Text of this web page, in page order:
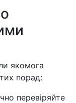
якомога
порад:
перевіряйте